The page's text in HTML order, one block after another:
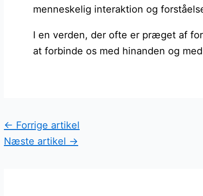
menneskelig interaktion og
I en verden, der ofte er præget af
at forbinde os med hinanden og
← Forrige artikel
Næste artikel →